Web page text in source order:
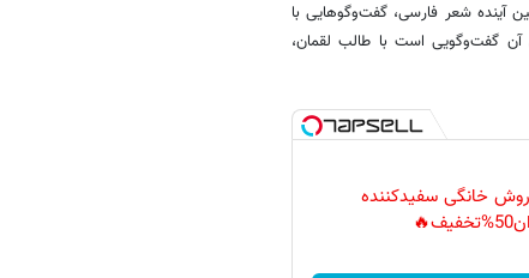
آینده شعر فارسی، گفت‌وگوهایی با
آن گفت‌وگویی است با طالب لقمان،
روش خانگی سفیدکننده